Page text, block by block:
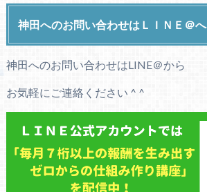
神田へのお問い合わせはＬＩＮＥ＠へ
神田へのお問い合わせはLINE＠から
お気軽にご連絡ください ^ ^